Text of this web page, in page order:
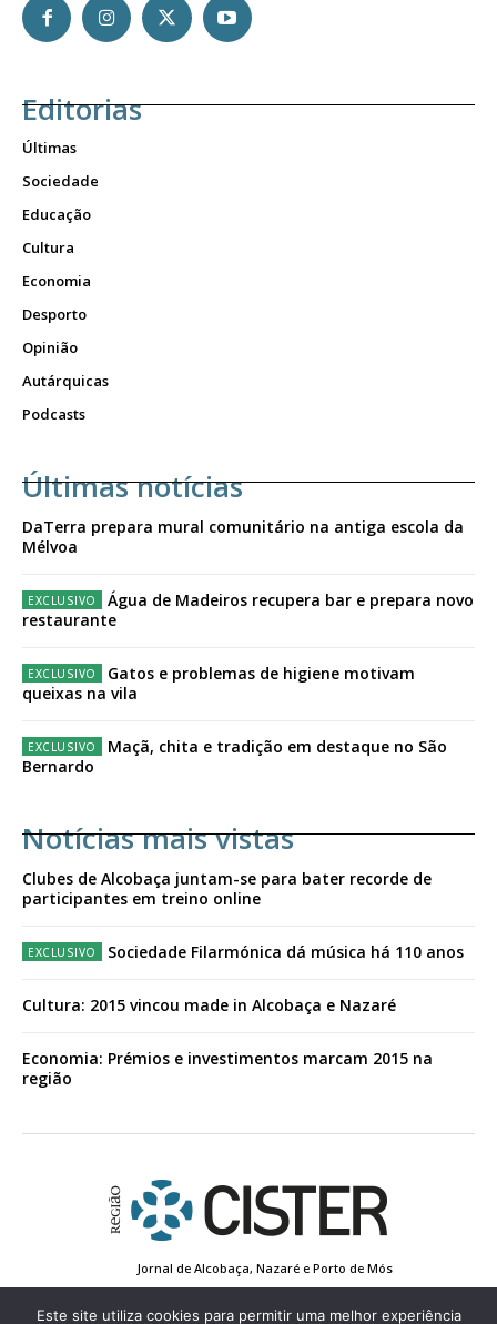
Editorias
Últimas
Sociedade
Educação
Cultura
Economia
Desporto
Opinião
Autárquicas
Podcasts
Últimas notícias
DaTerra prepara mural comunitário na antiga escola da
Mélvoa
Água de Madeiros recupera bar e prepara novo
restaurante
Gatos e problemas de higiene motivam
queixas na vila
Maçã, chita e tradição em destaque no São
Bernardo
Notícias mais vistas
Clubes de Alcobaça juntam-se para bater recorde de
participantes em treino online
Sociedade Filarmónica dá música há 110 anos
Cultura: 2015 vincou made in Alcobaça e Nazaré
Economia: Prémios e investimentos marcam 2015 na
região
Jornal de Alcobaça, Nazaré e Porto de Mós
Conta de Registo
Edição Impressa
Este site utiliza cookies para permitir uma melhor experiência